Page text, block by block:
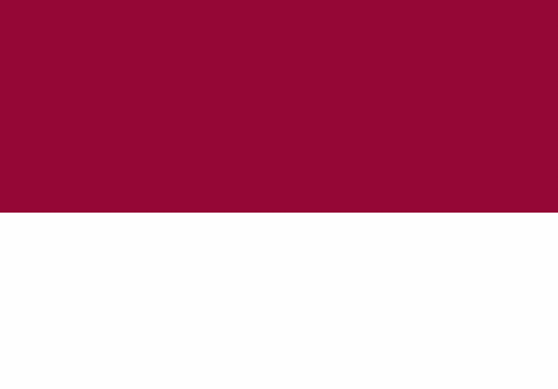
aux favoris